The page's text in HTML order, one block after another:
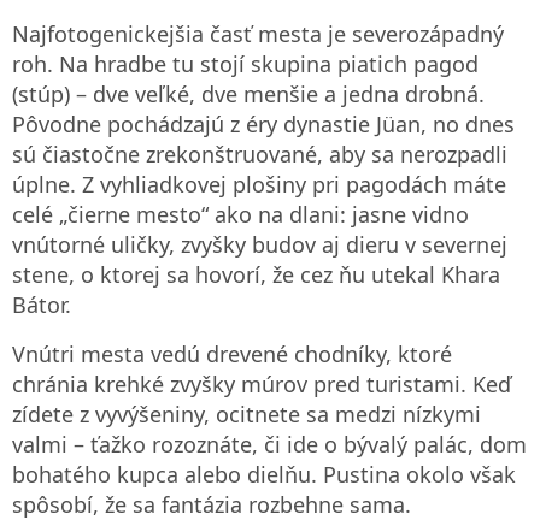
Najfotogenickejšia časť mesta je severozápadný
roh. Na hradbe tu stojí skupina piatich pagod
(stúp) – dve veľké, dve menšie a jedna drobná.
Pôvodne pochádzajú z éry dynastie Jüan, no dnes
sú čiastočne zrekonštruované, aby sa nerozpadli
úplne. Z vyhliadkovej plošiny pri pagodách máte
celé „čierne mesto“ ako na dlani: jasne vidno
vnútorné uličky, zvyšky budov aj dieru v severnej
stene, o ktorej sa hovorí, že cez ňu utekal Khara
Bátor.
Vnútri mesta vedú drevené chodníky, ktoré
chránia krehké zvyšky múrov pred turistami. Keď
zídete z vyvýšeniny, ocitnete sa medzi nízkymi
valmi – ťažko rozoznáte, či ide o bývalý palác, dom
bohatého kupca alebo dielňu. Pustina okolo však
spôsobí, že sa fantázia rozbehne sama.